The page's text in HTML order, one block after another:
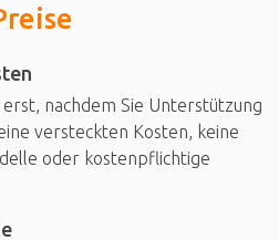
nachdem Sie Unterstützung
versteckten Kosten, keine
oder kostenpflichtige